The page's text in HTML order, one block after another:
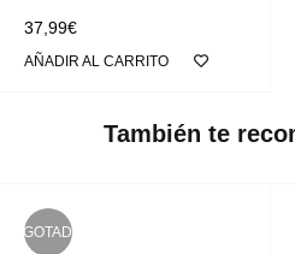
37,99€
AÑADIR AL CARRITO
También te
AGOTADO